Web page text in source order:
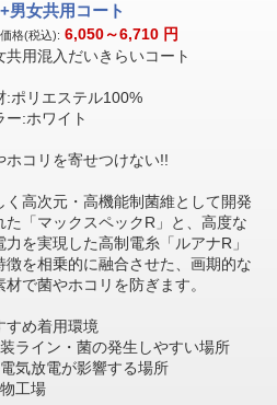
男女共用コート
格(税込): 6,050～6,710 円
共用混入だいきらいコート
:ポリエステル100%
ー:ホワイト
ホコリを寄せつけない!!
く高次元・高機能制菌維として開発
た「マックスペックR」と、高度な
力を実現した高制電糸「ルアナR」
徴を相乗的に融合させた、画期的な
材で菌やホコリを防ぎます。
すめ着用環境
ライン・菌の発生しやすい場所
気放電が影響する場所
工場